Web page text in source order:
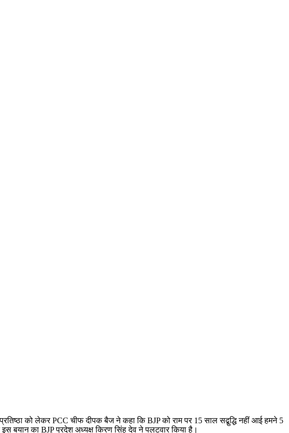
को लेकर PCC चीफ दीपक बैज ने कहा कि BJP को राम पर 15 साल सद्बुद्धि नहीं आई हमने 5
बयान का BJP प्रदेश अध्यक्ष किरण सिंह देव ने पलटवार किया है।